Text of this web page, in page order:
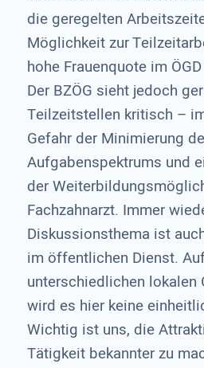
die geregelten
Möglichkeit zur
hohe Frauenquote im
Der BZÖG sieht jedoch
Teilzeitstellen kritisch –
Gefahr der Minimierung
Aufgabenspektrums und
der
Fachzahnarzt. Immer
Diskussionsthema ist
im öffentlichen Dienst.
unterschiedlichen lokalen
wird es hier keine
Wichtig ist uns, die
Tätigkeit bekannter zu